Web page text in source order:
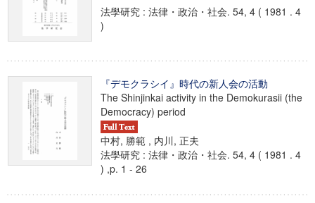
法學研究 : 法律・政治・社会. 54, 4 ( 1981 . 4
)
『デモクラシイ』時代の新人会の活動
The Shinjinkai activity in the Demokurasii (the
Democracy) period
中村, 勝範 , 内川, 正夫
法學研究 : 法律・政治・社会. 54, 4 ( 1981 . 4
) ,p. 1 - 26